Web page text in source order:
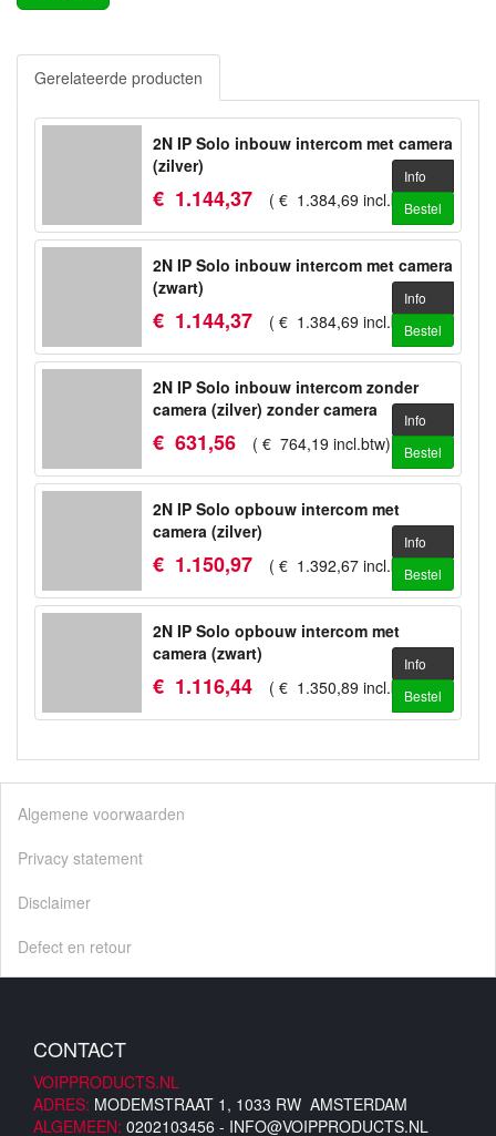
Gerelateerde producten
2N IP Solo inbouw intercom met camera
(zilver)
€ 1.144,37 ( € 1.384,69 incl.btw)
Info
Bestel
2N IP Solo inbouw intercom met camera
(zwart)
€ 1.144,37 ( € 1.384,69 incl.btw)
Info
Bestel
2N IP Solo inbouw intercom zonder
camera (zilver) zonder camera
€ 631,56 ( € 764,19 incl.btw)
Info
Bestel
2N IP Solo opbouw intercom met
camera (zilver)
€ 1.150,97 ( € 1.392,67 incl.btw)
Info
Bestel
2N IP Solo opbouw intercom met
camera (zwart)
€ 1.116,44 ( € 1.350,89 incl.btw)
Info
Bestel
Algemene voorwaarden
Privacy statement
Disclaimer
Defect en retour
CONTACT
VOIPPRODUCTS.NL
ADRES: MODEMSTRAAT 1, 1033 RW AMSTERDAM
ALGEMEEN: 0202103456 - INFO@VOIPPRODUCTS.NL